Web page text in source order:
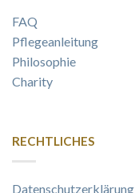
FAQ
Pflegeanleitung
Philosophie
Charity
RECHTLICHES
Datenschutzerklärung